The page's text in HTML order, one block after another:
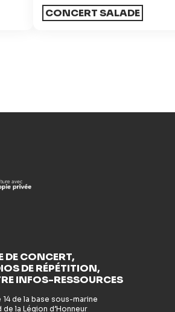
CONCERT SALADE
DE CONCERT,
DE RÉPÉTITION,
INFOS-RESSOURCES
de la base sous-marine
de la Légion d’Honneur